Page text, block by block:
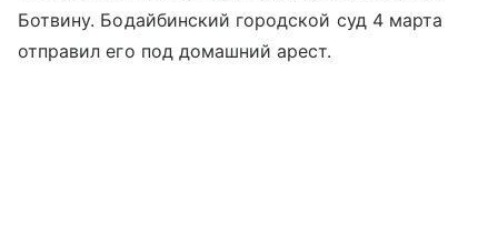
Ботвину. Бодайбинский городской суд 4 марта
отправил его под домашний арест.